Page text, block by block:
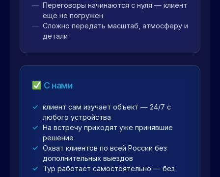
Переговоры начинаются с нуля — клиент
ещё не погружён
Сложно передать масштаб, атмосферу и
детали
С нами
клиент сам изучает объект — 24/7 с
любого устройства
На встречу приходят уже принявшие
решение
Охват клиентов по всей России без
дополнительных выездов
Тур работает самостоятельно — без